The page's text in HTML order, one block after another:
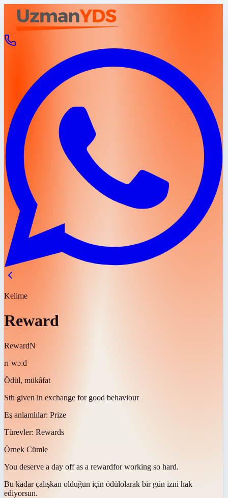
Kelime
Reward
RewardN
rɪˈwɔːd
Ödül, mükâfat
Sth given in exchange for good behaviour
Eş anlamlılar: Prize
Türevler: Rewards
Örnek Cümle
You deserve a day off as a rewardfor working so hard.
Bu kadar çalışkan olduğun için ödülolarak bir gün izni hak
ediyorsun.